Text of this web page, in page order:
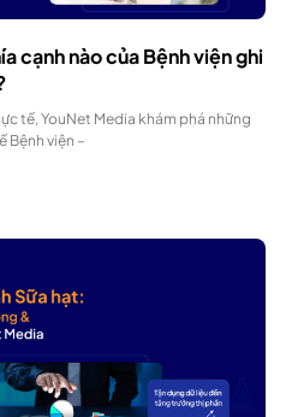
cạnh nào của Bệnh viện ghi
tế, YouNet Media khám phá những
Bệnh viện –